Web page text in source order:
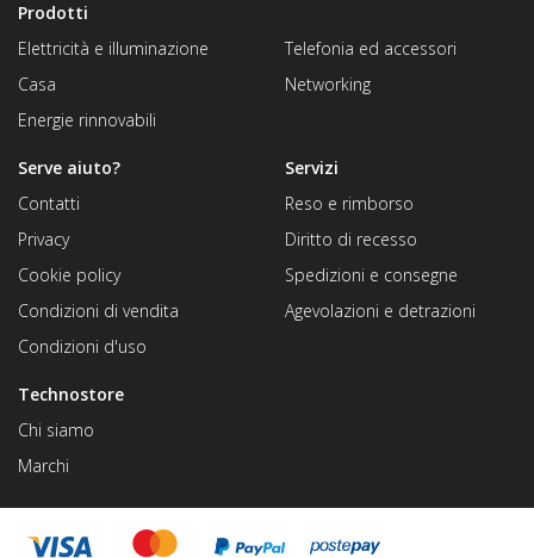
Prodotti
Elettricità e illuminazione
Casa
Energie rinnovabili
Telefonia ed accessori
Networking
Technostore
Chi siamo
Marchi
Servizi
Reso e rimborso
Diritto di recesso
Spedizioni e consegne
Agevolazioni e detrazioni
Serve aiuto?
Contatti
Privacy
Cookie policy
Condizioni di vendita
Condizioni d'uso